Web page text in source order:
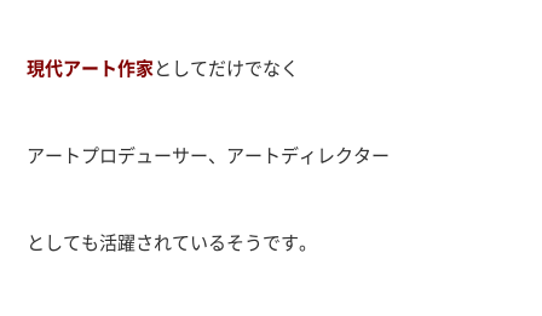
現代アート作家としてだけでなく
アートプロデューサー、アートディレクター
としても活躍されているそうです。